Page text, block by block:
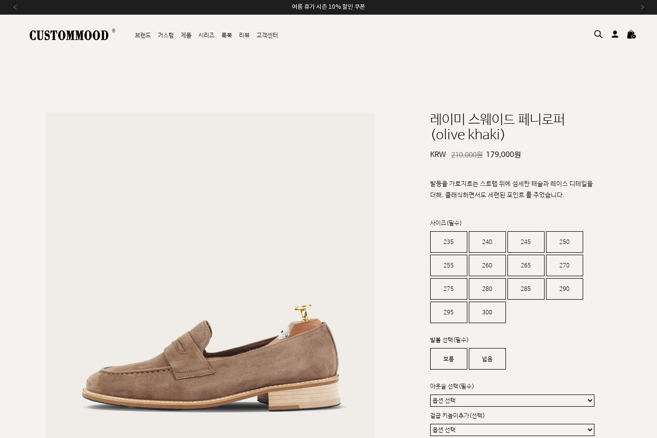
여름 휴가 시즌 10% 할인 쿠폰
‹ ›
브랜드 커스텀 제품 시리즈 룩북 리뷰 고객센터
sat,sun,holiday off
레이미 스웨이드 페니로퍼
(olive khaki)
KRW 210,000원 179,000원
발등을 가로지르는 스트랩 위에 섬세한 태슬과 레이스 디테일을
더해, 클래식하면서도 세련된 포인트 를 주었습니다.
사이즈(필수)
235 240 245 250
255 260 265 270
275 280 285 290
295 300
발볼 선택(필수)
보통 넓음
아웃솔 선택(필수)
겉굽 키높이추가(선택)